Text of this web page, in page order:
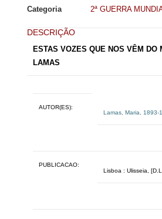
Categoria
2ª GUERRA
DESCRIÇÃO
ESTAS VOZES QUE NOS VÊM
LAMAS
AUTOR(ES):
Lamas, Maria, 1893-
PUBLICACAO:
Lisboa : Ulisseia,